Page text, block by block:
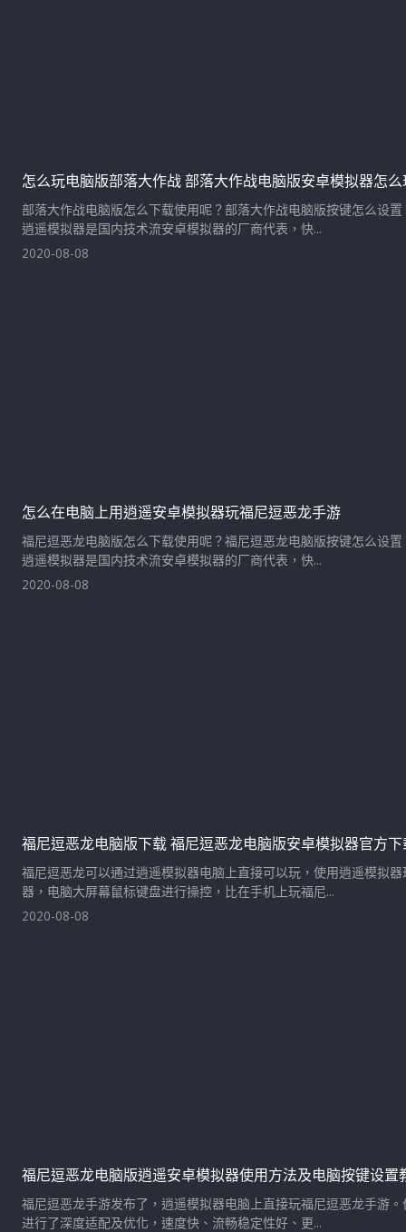
怎么玩电脑版部落大作战 部落大作战电脑版安卓模拟器怎
部落大作战电脑版怎么下载使用呢？部落大作战电脑版按键怎么设
逍遥模拟器是国内技术流安卓模拟器的厂商代表，快...
2020-08-08
怎么在电脑上用逍遥安卓模拟器玩福尼逗恶龙手游
福尼逗恶龙电脑版怎么下载使用呢？福尼逗恶龙电脑版按键怎么设
逍遥模拟器是国内技术流安卓模拟器的厂商代表，快...
2020-08-08
福尼逗恶龙电脑版下载 福尼逗恶龙电脑版安卓模拟器官方下
福尼逗恶龙可以通过逍遥模拟器电脑上直接可以玩，使用逍遥模拟
器，电脑大屏幕鼠标键盘进行操控，比在手机上玩福尼...
2020-08-08
福尼逗恶龙电脑版逍遥安卓模拟器使用方法及电脑按键设置
福尼逗恶龙手游发布了，逍遥模拟器电脑上直接玩福尼逗恶龙手游
进行了深度适配及优化，速度快、流畅稳定性好、更...